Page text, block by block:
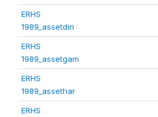
ERHS
1989_assetdin
ERHS
1989_assetgam
ERHS
1989_assethar
ERHS